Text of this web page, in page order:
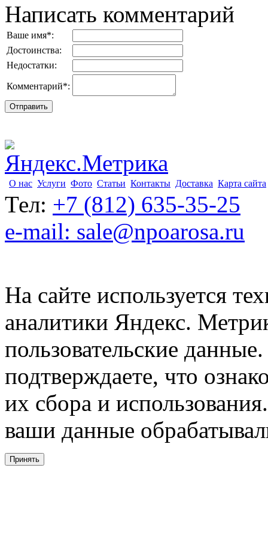
Написать комментарий
Ваше имя*:
Достоинства:
Недостатки:
Комментарий*:
О нас Услуги Фото Статьи Контакты Доставка Карта сайта
Тел: +7 (812) 635-35-25
e-mail: sale@npoarosa.ru
На сайте используется
аналитики Яндекс.
пользовательские
подтверждаете, что
их сбора и
ваши данные
Принять